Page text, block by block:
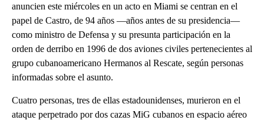
anuncien este miércoles en un acto en Miami se centran en el
papel de Castro, de 94 años —años antes de su presidencia—
como ministro de Defensa y su presunta participación en la
orden de derribo en 1996 de dos aviones civiles pertenecientes al
grupo cubanoamericano Hermanos al Rescate, según personas
informadas sobre el asunto.
Cuatro personas, tres de ellas estadounidenses, murieron en el
ataque perpetrado por dos cazas MiG cubanos en espacio aéreo